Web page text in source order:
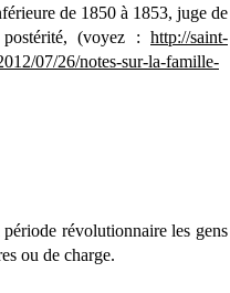
de 1850 à 1853, juge de
(voyez : http://saint-
07/26/notes-sur-la-famille-
révolutionnaire les gens
ou de charge.